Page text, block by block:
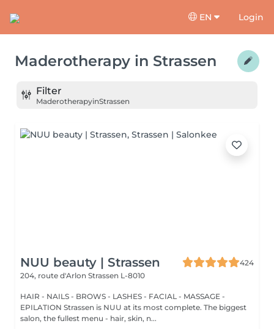
EN Login
Maderotherapy in Strassen
Filter
MaderotherapyinStrassen
NUU beauty | Strassen
424
204, route d'Arlon Strassen L-8010
HAIR - NAILS - BROWS - LASHES - FACIAL - MASSAGE -
EPILATION Strassen is NUU at its most complete. The biggest
salon, the fullest menu - hair, skin, n...